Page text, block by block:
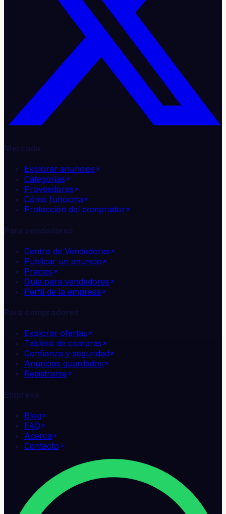
Mercado
Explorar anuncios
Categorías
Proveedores
Cómo funciona
Protección del comprador
Para vendedores
Centro de Vendedores
Publicar un anuncio
Precios
Guía para vendedores
Perfil de la empresa
Para compradores
Explorar ofertas
Tablero de compras
Confianza y seguridad
Anuncios guardados
Registrarse
Empresa
Blog
FAQ
Acerca
Contacto